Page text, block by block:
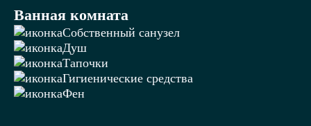
Ванная комната
Собственный санузел
Душ
Тапочки
Гигиенические средства
Фен